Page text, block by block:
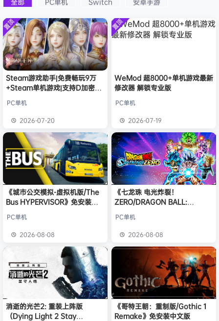
拟机
Horizon
6）免安装
中文版
文版
HYPERVI
SOR）免
安装中文
版
Requiem
）免安装
中文版
欢迎e******i 加入本站 8月6日
普洱 签到获取 39 点积分
8月6日
欢迎普洱 加入本站
欢迎0**3 加入本站
欢迎c***s 加入本站
欢迎V****y 加入本站 8月6日
加入本站
8小时前
64 点积分 14小时前
置顶
Steam游戏助手|免费畅玩9万
+Steam单机游戏|支持D加密以
PC单机
2026-07-20
置顶
WeMod 超8000+单机游戏最新
修改器 解锁专业版
PC单机
2026-07-19
《城市公交模拟-虚拟机版/The
Bus HYPERVISOR》免安装中
PC单机
2026-08-08
《七龙珠 电光炸裂！
ZERO/DRAGON BALL:
版
PC单机
2026-08-08
消逝的光芒2: 重装上阵版
（Dying Light 2 Stay
《哥特王朝：重制版/Gothic 1
Remake》免安装中文版